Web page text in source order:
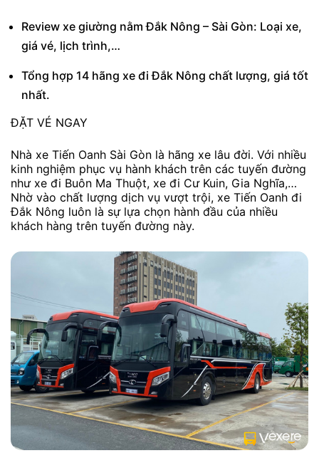
Review xe giường nằm Đắk Nông – Sài Gòn: Loại xe,
giá vé, lịch trình,…
Tổng hợp 14 hãng xe đi Đắk Nông chất lượng, giá tốt
nhất.
ĐẶT VÉ NGAY
Nhà xe Tiến Oanh Sài Gòn là hãng xe lâu đời. Với nhiều
kinh nghiệm phục vụ hành khách trên các tuyến đường
như xe đi Buôn Ma Thuột, xe đi Cư Kuin, Gia Nghĩa,…
Nhờ vào chất lượng dịch vụ vượt trội, xe Tiến Oanh đi
Đắk Nông luôn là sự lựa chọn hành đầu của nhiều
khách hàng trên tuyến đường này.